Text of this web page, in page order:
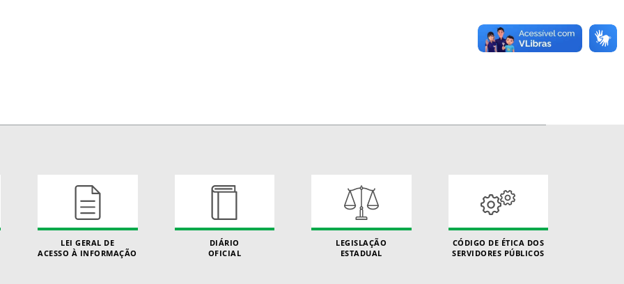
LEI GERAL DE
ACESSO À INFORMAÇÃO
DIÁRIO
OFICIAL
LEGISLAÇÃO
ESTADUAL
CÓDIGO DE ÉTICA DOS
SERVIDORES PÚBLICOS